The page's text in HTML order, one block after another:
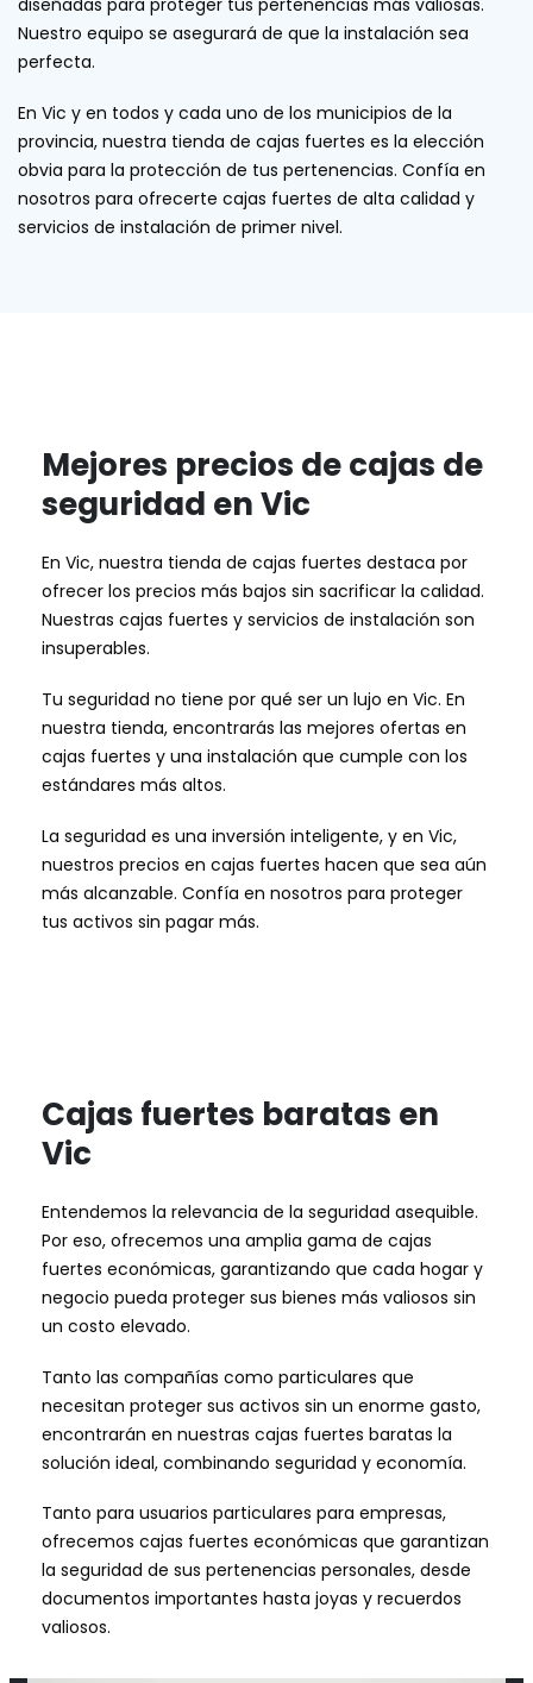
diseñadas para proteger tus pertenencias más valiosas.
Nuestro equipo se asegurará de que la instalación sea
perfecta.
En Vic y en todos y cada uno de los municipios de la
provincia, nuestra tienda de cajas fuertes es la elección
obvia para la protección de tus pertenencias. Confía en
nosotros para ofrecerte cajas fuertes de alta calidad y
servicios de instalación de primer nivel.
Mejores precios de cajas de
seguridad en Vic
En Vic, nuestra tienda de cajas fuertes destaca por
ofrecer los precios más bajos sin sacrificar la calidad.
Nuestras cajas fuertes y servicios de instalación son
insuperables.
Tu seguridad no tiene por qué ser un lujo en Vic. En
nuestra tienda, encontrarás las mejores ofertas en
cajas fuertes y una instalación que cumple con los
estándares más altos.
La seguridad es una inversión inteligente, y en Vic,
nuestros precios en cajas fuertes hacen que sea aún
más alcanzable. Confía en nosotros para proteger
tus activos sin pagar más.
Cajas fuertes baratas en
Vic
Entendemos la relevancia de la seguridad asequible.
Por eso, ofrecemos una amplia gama de cajas
fuertes económicas, garantizando que cada hogar y
negocio pueda proteger sus bienes más valiosos sin
un costo elevado.
Tanto las compañías como particulares que
necesitan proteger sus activos sin un enorme gasto,
encontrarán en nuestras cajas fuertes baratas la
solución ideal, combinando seguridad y economía.
Tanto para usuarios particulares para empresas,
ofrecemos cajas fuertes económicas que garantizan
la seguridad de sus pertenencias personales, desde
documentos importantes hasta joyas y recuerdos
valiosos.